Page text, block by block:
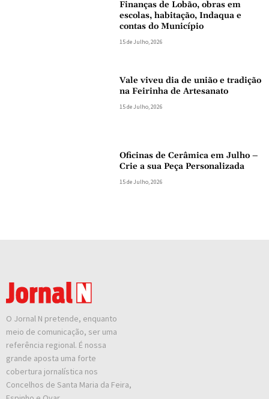
Finanças de Lobão, obras em
escolas, habitação, Indaqua e
contas do Município
15 de Julho, 2026
Vale viveu dia de união e tradição
na Feirinha de Artesanato
15 de Julho, 2026
Oficinas de Cerâmica em Julho –
Crie a sua Peça Personalizada
15 de Julho, 2026
O Jornal N pretende, enquanto
meio de comunicação, ser uma
referência regional. É nossa
grande aposta uma forte
cobertura jornalística nos
Concelhos de Santa Maria da Feira,